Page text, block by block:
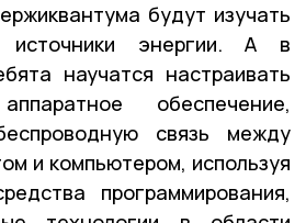
будут изучать
источники энергии. А в
научатся настраивать
обеспечение,
связь между
и компьютером, используя
программирования,